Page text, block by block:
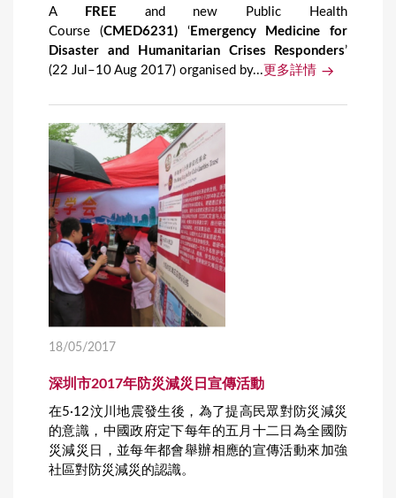
A FREE and new Public Health
Course (CMED6231)‘Emergency Medicine for
Disaster and Humanitarian Crises Responders’
(22 Jul–10 Aug 2017) organised by... 更多詳情
18/05/2017
深圳市2017年防災減災日宣傳活動
在5·12汶川地震發生後，為了提高民眾對防災減災
的意識，中國政府定下每年的五月十二日為全國防
災減災日，並每年都會舉辦相應的宣傳活動來加強
社區對防災減災的認識。